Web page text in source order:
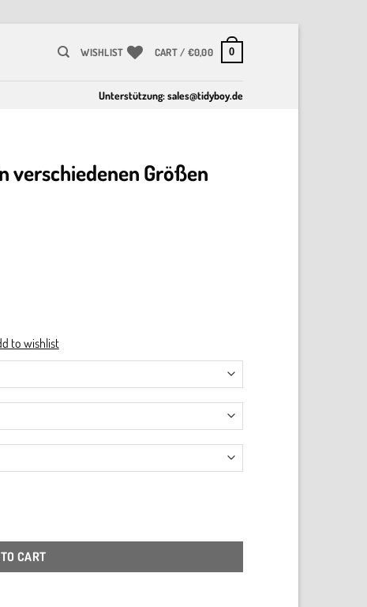
WISHLIST CART / €0,00 0
Unterstützung:sales@tidyboy.de
verschiedenen Größen
to wishlist
und Hölzern quantity
CART